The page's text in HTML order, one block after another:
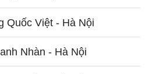
Quốc Việt - Hà Nội
Nhàn - Hà Nội